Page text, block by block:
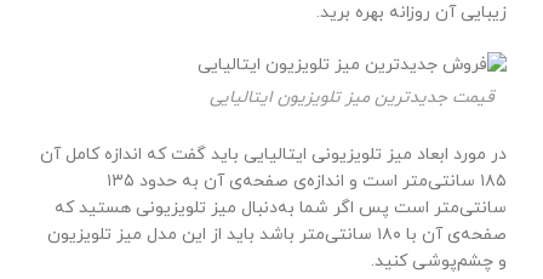
زیبایی آن روزانه بهره برید.
قیمت جدیدترین میز تلویزیون ایتالیایی
در مورد ابعاد میز تلویزیونی ایتالیایی باید گفت که اندازه کامل آن
۱۸۵ سانتی‌متر است و اندازه‌ی صفحه‌ی آن به حدود ۱۳۵
سانتی‌متر است پس اگر شما به‌دنبال میز تلویزیونی هستید که
صفحه‌ی آن با ۱۸۰ سانتی‌متر باشد باید از این مدل میز تلویزیون
و چشم‌پوشی کنید.